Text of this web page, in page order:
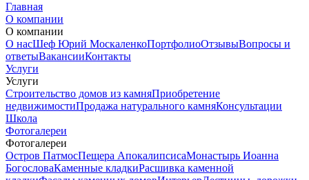
Главная
О компании
О компании
О насШеф Юрий МоскаленкоПортфолиоОтзывыВопросы и
ответыВакансииКонтакты
Услуги
Услуги
Строительство домов из камняПриобретение
недвижимостиПродажа натурального камняКонсультации
Школа
Фотогалереи
Фотогалереи
Остров ПатмосПещера АпокалипсисаМонастырь Иоанна
БогословаКаменные кладкиРасшивка каменной